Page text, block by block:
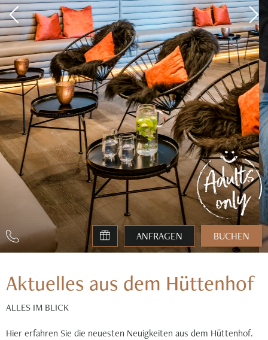
ANFRAGEN BUCHEN
Aktuelles aus dem Hüttenhof
ALLES IM BLICK
Hier erfahren Sie die neuesten Neuigkeiten aus dem Hüttenhof.